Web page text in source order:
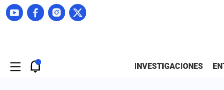
INVESTIGACIONES